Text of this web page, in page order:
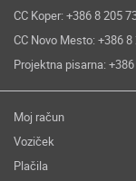
CC Koper: +386 8 205
CC Novo Mesto: +386
Projektna pisarna:
Moj račun
Voziček
Plačila